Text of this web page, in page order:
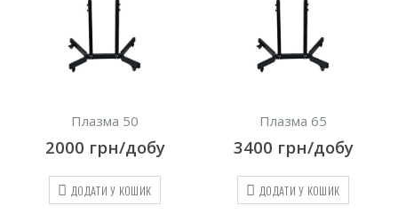
Плазма 50
2000 грн/добу
ДОДАТИ У КОШИК
Плазма 65
3400 грн/добу
ДОДАТИ У КОШИК